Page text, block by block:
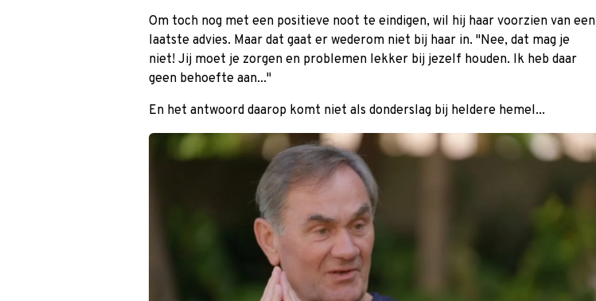
Om toch nog met een positieve noot te eindigen, wil hij haar voorzien van een
laatste advies. Maar dat gaat er wederom niet bij haar in. "Nee, dat mag je
niet! Jij moet je zorgen en problemen lekker bij jezelf houden. Ik heb daar
geen behoefte aan..."
En het antwoord daarop komt niet als donderslag bij heldere hemel...